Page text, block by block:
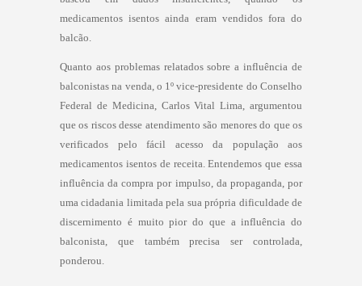
medicamentos isentos ainda eram vendidos fora do
balcão.
Quanto aos problemas relatados sobre a influência de
balconistas na venda, o 1º vice-presidente do Conselho
Federal de Medicina, Carlos Vital Lima, argumentou
que os riscos desse atendimento são menores do que os
verificados pelo fácil acesso da população aos
medicamentos isentos de receita. Entendemos que essa
influência da compra por impulso, da propaganda, por
uma cidadania limitada pela sua própria dificuldade de
discernimento é muito pior do que a influência do
balconista, que também precisa ser controlada,
ponderou.